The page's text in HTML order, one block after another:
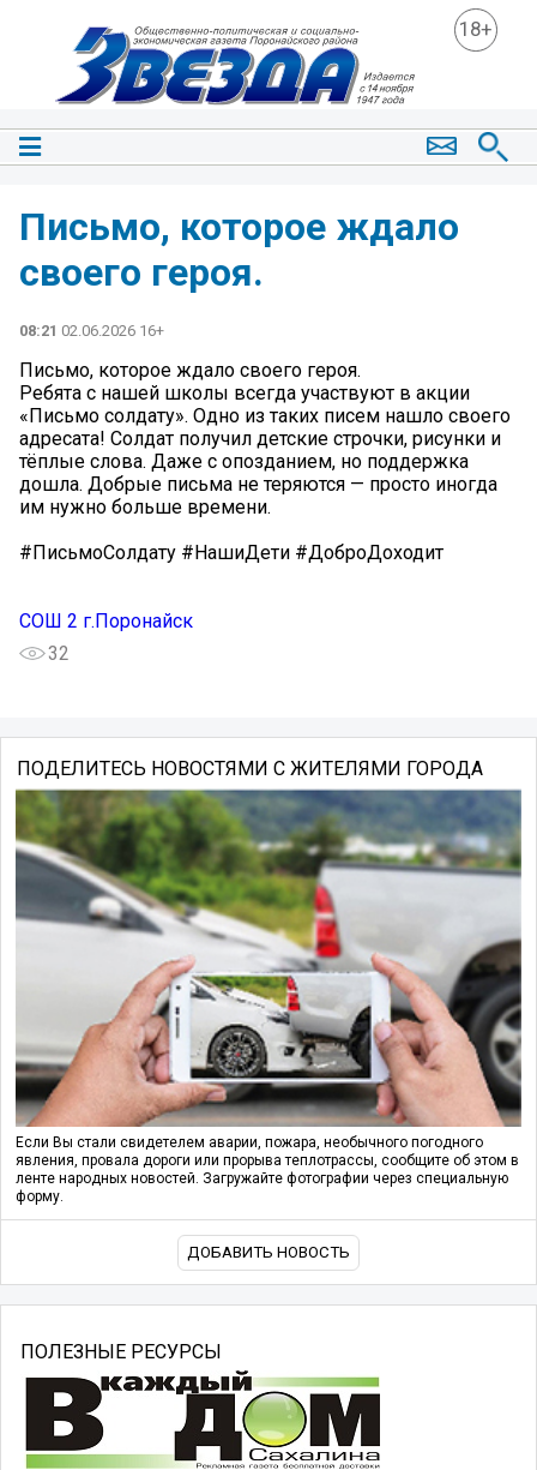
18+
Письмо, которое ждало
своего героя.
08:21 02.06.2026 16+
Письмо, которое ждало своего героя.
Ребята с нашей школы всегда участвуют в акции
«Письмо солдату». Одно из таких писем нашло своего
адресата! Солдат получил детские строчки, рисунки и
тёплые слова. Даже с опозданием, но поддержка
дошла. Добрые письма не теряются — просто иногда
им нужно больше времени.
#ПисьмоСолдату #НашиДети #ДоброДоходит
СОШ 2 г.Поронайск
32
ПОДЕЛИТЕСЬ НОВОСТЯМИ С ЖИТЕЛЯМИ ГОРОДА
Если Вы стали свидетелем аварии, пожара, необычного погодного
явления, провала дороги или прорыва теплотрассы, сообщите об этом в
ленте народных новостей. Загружайте фотографии через специальную
форму.
ДОБАВИТЬ НОВОСТЬ
ПОЛЕЗНЫЕ РЕСУРСЫ